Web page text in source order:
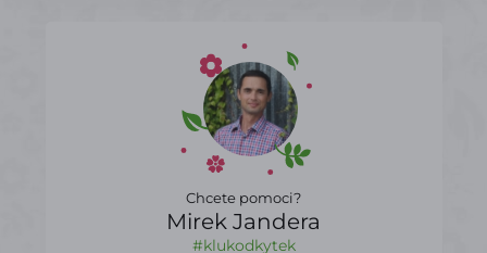
Chcete pomoci?
Mirek Jandera
#klukodkytek